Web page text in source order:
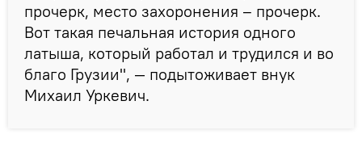
прочерк, место захоронения – прочерк.
Вот такая печальная история одного
латыша, который работал и трудился и во
благо Грузии", — подытоживает внук
Михаил Уркевич.